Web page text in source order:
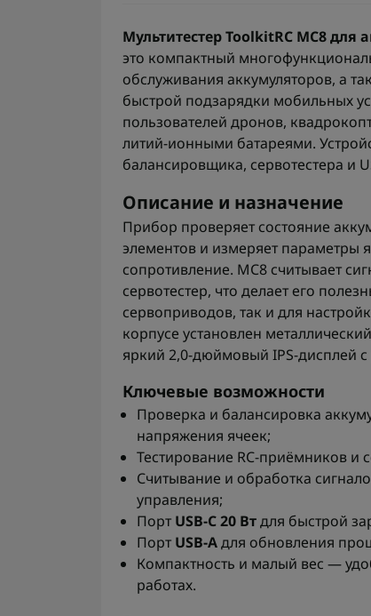
Мультитестер ToolkitRC MC8 для
это компактный
обслуживания аккумуляторов, а
быстрой подзарядки мобильных
пользователей дронов,
литий-ионными батареями.
балансировщика, сервотестера и
Описание и назначение
Прибор проверяет состояние
элементов и измеряет параметры
сопротивление. MC8 считывает
сервотестер, что делает его
сервоприводов, так и для
корпусе установлен
яркий 2,0-дюймовый IPS-дисплей
Ключевые возможности
Проверка и балансировка
напряжения ячеек;
Тестирование RC-приёмников и
Считывание и обработка
управления;
Порт USB-C 20 Втдля быстрой
Порт USB-Aдля обновления
Компактность и малый вес —
работах.